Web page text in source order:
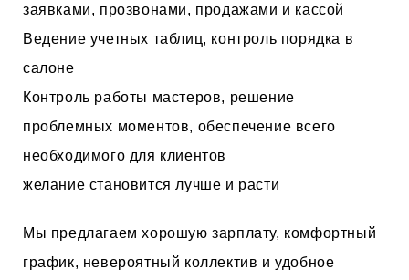
заявками, прозвонами, продажами и кассой
Ведение учетных таблиц, контроль порядка в
салоне
Контроль работы мастеров, решение
проблемных моментов, обеспечение всего
необходимого для клиентов
желание становится лучше и расти
Мы предлагаем хорошую зарплату, комфортный
график, невероятный коллектив и удобное